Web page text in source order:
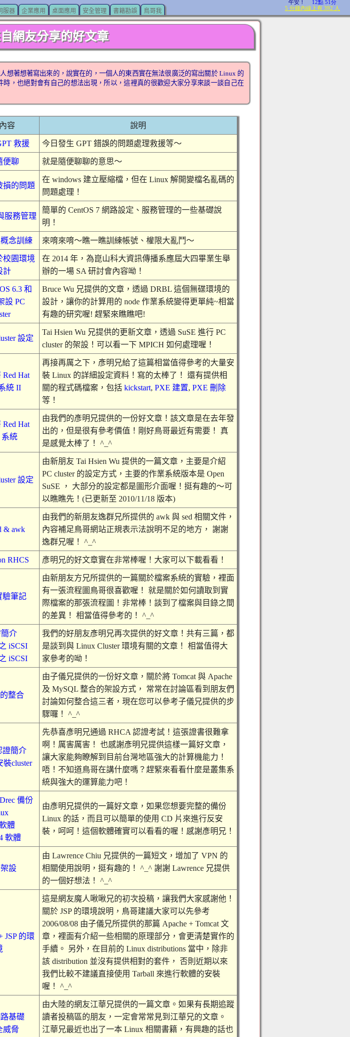
服器 企業應用 桌面應用 安全管理 書籍勘誤 鳥哥我
網友分享的好文章
想著想著寫出來的，說實在的，一個人的東西實在無法很廣泛的寫出關於 Linux 的
，也絕對會有自己的想法出現，所以，這裡真的很歡迎大家分享來談一談自己在
容 說明
救援 今日發生 GPT 錯誤的問題處理救援等～
便聊 就是隨便聊聊的意思～
損的問題
在 windows 建立壓縮檔，但在 Linux 解開變檔名亂碼的
問題處理！
服務管理
簡單的 CentOS 7 網路設定、服務管理的一些基礎說
明！
念訓練 來唷來唷～瞧一瞧訓練帳號、權限大亂鬥～
校園環境
計
在 2014 年，為崑山科大資訊傳播系應屆大四畢業生舉
辦的一場 SA 研討會內容呦！
6.3 和
設 PC
Bruce Wu 兄提供的文章，透過 DRBL 這個無碟環境的
設計，讓你的計算用的 node 作業系統變得更單純~相當
有趣的研究喔! 趕緊來瞧瞧吧!
設定
Tai Hsien Wu 兄提供的更新文章，透過 SuSE 進行 PC
cluster 的架設！可以看一下 MPICH 如何處理喔！
Hat
統 II
再接再厲之下，彥明兄給了這篇相當值得參考的大量安
裝 Linux 的詳細設定資料！寫的太棒了！ 還有提供相
關的程式碼檔案，包括 kickstart, PXE 建置, PXE 刪除
等！
Hat
系統
由我們的彥明兄提供的一份好文章！該文章是在去年發
出的，但是很有參考價值！剛好鳥哥最近有需要！ 真
是感覺太棒了！ ^_^
設定
由新朋友 Tai Hsien Wu 提供的一篇文章，主要是介紹
PC cluster 的設定方式，主要的作業系統版本是 Open
SuSE ， 大部分的設定都是圖形介面喔！挺有趣的～可
以瞧瞧先！(已更新至 2010/11/18 版本)
& awk
由我們的新朋友逸群兄所提供的 awk 與 sed 相關文件，
內容補足鳥哥網站正規表示法說明不足的地方， 謝謝
逸群兄喔！ ^_^
RHCS 彥明兄的好文章實在非常棒喔！大家可以下載看看！
驗筆記
由新朋友方兄所提供的一篇關於檔案系統的實驗，裡面
有一張流程圖鳥哥很喜歡喔！ 就是關於如何讀取到實
際檔案的那張流程圖！非常棒！談到了檔案與目錄之間
的差異！ 相當值得參考的！ ^_^
簡介
iSCSI
iSCSI
我們的好朋友彥明兄再次提供的好文章！共有三篇，都
是談到與 Linux Cluster 環境有關的文章！ 相當值得大
家參考的呦！
整合
由子儀兄提供的一份好文章，關於將 Tomcat 與 Apache
及 MySQL 整合的架設方式， 常常在討論區看到朋友們
討論如何整合這三者，現在您可以參考子儀兄提供的步
驟囉！ ^_^
證簡介
裝cluster
先恭喜彥明兄通過 RHCA 認證考試！這張證書很難拿
啊！厲害厲害！ 也感謝彥明兄提供這樣一篇好文章，
讓大家能夠瞭解到目前台灣地區強大的計算機能力！
唔！不知道鳥哥在講什麼嗎？趕緊來看看什麼是叢集系
統與強大的運算能力吧！
備份
體
軟體
由彥明兄提供的一篇好文章，如果您想要完整的備份
Linux 的話，而且可以簡單的使用 CD 片來進行反安
裝，呵呵！這個軟體確實可以看看的喔！感謝彥明兄！
設
由 Lawrence Chiu 兄提供的一篇短文，增加了 VPN 的
相關使用說明，挺有趣的！ ^_^ 謝謝 Lawrence 兄提供
的一個好想法！ ^_^
JSP 的環
這是網友魔人啾啾兄的初次投稿，讓我們大家感謝他！
關於 JSP 的環境說明，鳥哥建議大家可以先參考
2006/08/08 由子儀兄所提供的那篇 Apache + Tomcat 文
章，裡面有介紹一些相關的原理部分，會更清楚實作的
手續。 另外，在目前的 Linux distributions 當中，除非
該 distribution 並沒有提供相對的套件， 否則近期以來
我們比較不建議直接使用 Tarball 來進行軟體的安裝
喔！ ^_^
基礎
威脅
由大陸的網友江華兄提供的一篇文章。如果有長期追蹤
讀者投稿區的朋友，一定會常常見到江華兄的文章。
江華兄最近也出了一本 Linux 相關書籍，有興趣的話也